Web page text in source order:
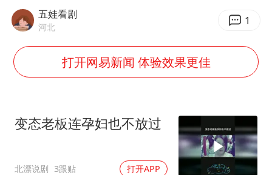
乘客脱鞋散发异味 司机提醒反被怼
汕头市政府被约谈
总书记关心百姓身边这些民生大事
五娃看剧
河北 1
打开网易新闻 体验效果更佳
变态老板连孕妇也不放过
北漂说剧 3跟贴 打开APP